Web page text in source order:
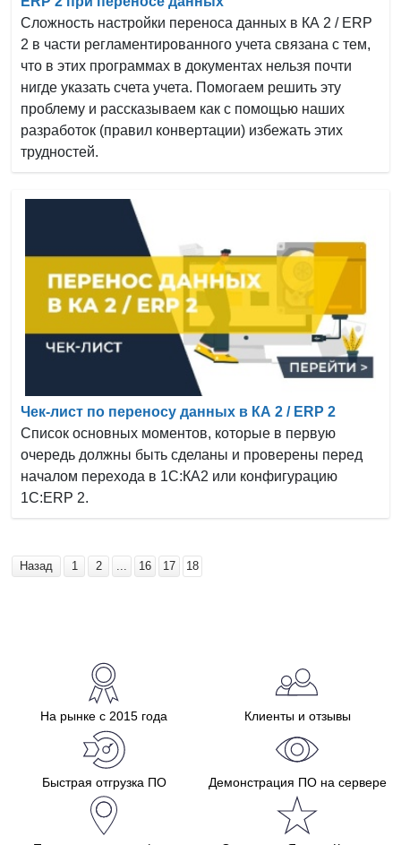
Сложность настройки переноса данных в КА 2 / ERP
2 в части регламентированного учета связана с тем,
что в этих программах в документах нельзя почти
нигде указать счета учета. Помогаем решить эту
проблему и рассказываем как с помощью наших
разработок (правил конвертации) избежать этих
трудностей.
Чек-лист по переносу данных в КА 2 / ERP 2
Список основных моментов, которые в первую
очередь должны быть сделаны и проверены перед
началом перехода в 1С:КА2 или конфигурацию
1С:ERP 2.
Назад 1 2 16 17 18
На рынке с 2015 года Клиенты и отзывы
Быстрая отгрузка ПО Демонстрация ПО на сервере